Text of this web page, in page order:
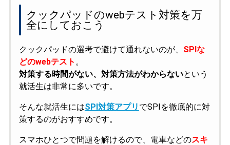
クックパッドのwebテスト対策を万
全にしておこう
クックパッドの選考で避けて通れないのが、 SPIな
どのwebテスト 。
対策する時間がない、対策方法がわからないという
就活生は非常に多いです。
そんな就活生にはSPI対策アプリ でSPIを徹底的に対
策するのがおすすめです。
スマホひとつで問題を解けるので、電車などのスキ